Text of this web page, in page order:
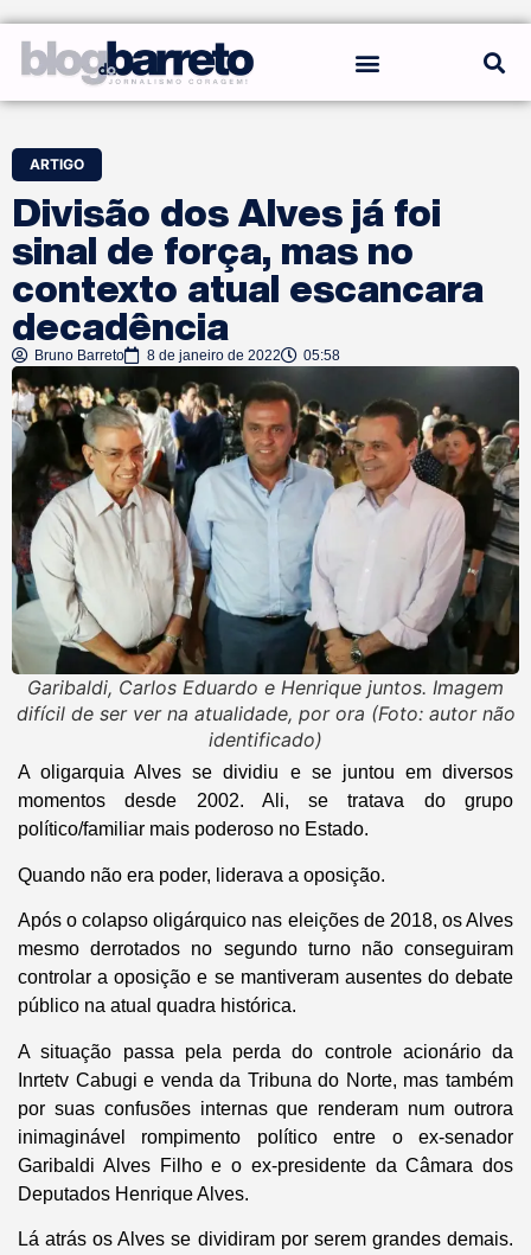
ARTIGO
Divisão dos Alves já foi
sinal de força, mas no
contexto atual escancara
decadência
Bruno Barreto 8 de janeiro de 2022 05:58
Garibaldi, Carlos Eduardo e Henrique juntos. Imagem
difícil de ser ver na atualidade, por ora (Foto: autor não
identificado)
A oligarquia Alves se dividiu e se juntou em diversos
momentos desde 2002. Ali, se tratava do grupo
político/familiar mais poderoso no Estado.
Quando não era poder, liderava a oposição.
Após o colapso oligárquico nas eleições de 2018, os Alves
mesmo derrotados no segundo turno não conseguiram
controlar a oposição e se mantiveram ausentes do debate
público na atual quadra histórica.
A situação passa pela perda do controle acionário da
Inrtetv Cabugi e venda da Tribuna do Norte, mas também
por suas confusões internas que renderam num outrora
inimaginável rompimento político entre o ex-senador
Garibaldi Alves Filho e o ex-presidente da Câmara dos
Deputados Henrique Alves.
Lá atrás os Alves se dividiram por serem grandes demais.